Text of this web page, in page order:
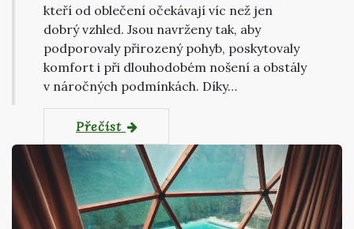
kteří od oblečení očekávají víc než jen
dobrý vzhled. Jsou navrženy tak, aby
podporovaly přirozený pohyb, poskytovaly
komfort i při dlouhodobém nošení a obstály
v náročných podmínkách. Díky…
Přečíst